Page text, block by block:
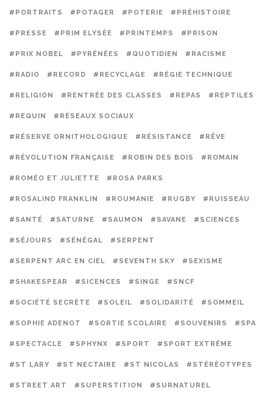
#PORTRAITS #POTAGER #POTERIE #PRÉHISTOIRE
#PRESSE #PRIM ELYSÉE #PRINTEMPS #PRISON
#PRIX NOBEL #PYRÉNÉES #QUOTIDIEN #RACISME
#RADIO #RECORD #RECYCLAGE #RÉGIE TECHNIQUE
#RELIGION #RENTRÉE DES CLASSES #REPAS #REPTILES
#REQUIN #RÉSEAUX SOCIAUX
#RÉSERVE ORNITHOLOGIQUE #RÉSISTANCE #RÊVE
#RÉVOLUTION FRANÇAISE #ROBIN DES BOIS #ROMAIN
#ROMÉO ET JULIETTE #ROSA PARKS
#ROSALIND FRANKLIN #ROUMANIE #RUGBY #RUISSEAU
#SANTÉ #SATURNE #SAUMON #SAVANE #SCIENCES
#SÉJOURS #SÉNÉGAL #SERPENT
#SERPENT ARC EN CIEL #SEVENTH SKY #SEXISME
#SHAKESPEAR #SICENCES #SINGE #SNCF
#SOCIÉTÉ SECRÈTE #SOLEIL #SOLIDARITÉ #SOMMEIL
#SOPHIE ADENOT #SORTIE SCOLAIRE #SOUVENIRS #SPA
#SPECTACLE #SPHYNX #SPORT #SPORT EXTRÊME
#ST LARY #ST NECTAIRE #ST NICOLAS #STÉRÉOTYPES
#STREET ART #SUPERSTITION #SURNATUREL